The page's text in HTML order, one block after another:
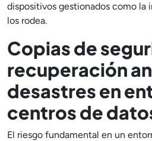
dispositivos gestionados como la
los rodea.
Copias de
recuperación
desastres en
centros de
El riesgo fundamental en un